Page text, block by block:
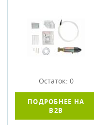
Остаток: 0
ПОДРОБНЕЕ НА
B2B